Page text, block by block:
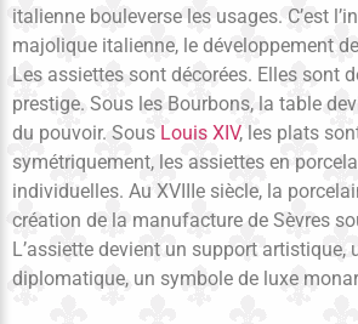
italienne bouleverse les usages. C’est
majolique italienne, le développement
Les assiettes sont décorées. Elles sont
prestige. Sous les Bourbons, la table
du pouvoir. Sous Louis XIV, les plats
symétriquement, les assiettes en
individuelles. Au XVIIIe siècle, la
création de la manufacture de Sèvres
L’assiette devient un support artistique,
diplomatique, un symbole de luxe